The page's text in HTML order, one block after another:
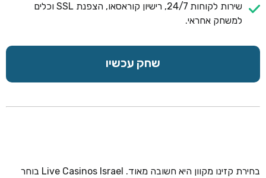
שירות לקוחות 24/7, רישיון קוראסאו, הצפנת SSL וכלים
למשחק אחראי.
שחק עכשיו
בחירת קזינו מקוון היא חשובה מאוד. Live Casinos Israel בוחר